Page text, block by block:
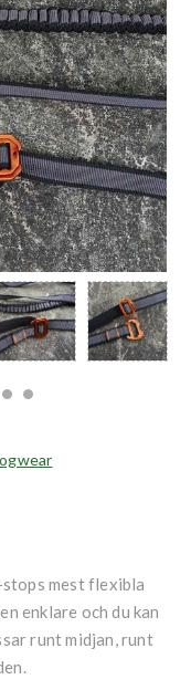
mest flexibla
enklare och du kan
runt midjan, runt